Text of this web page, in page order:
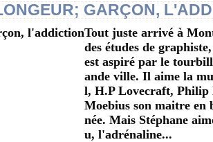
GARÇON,
Tout juste arrivé à
des études de
est aspiré par le
ande ville. Il aime la
l, H.P Lovecraft, Philip
Moebius son maitre en
née. Mais Stéphane
u, l'adrénaline...